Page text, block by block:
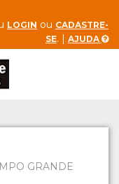
LOGIN ou CADASTRE-
SE. | AJUDA
GRANDE